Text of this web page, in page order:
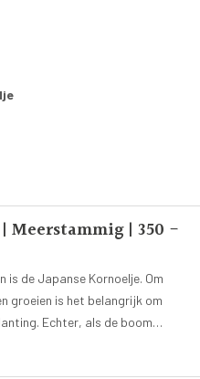
| Meerstammig | 350 - 400 cm
Meerstammig | 350 -
is de Japanse Kornoelje. Om
groeien is het belangrijk om
Echter, als de boom
te geven wanneer het